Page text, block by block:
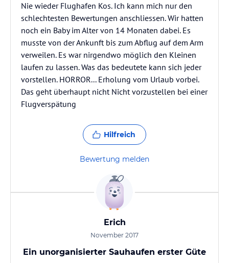
Nie wieder Flughafen Kos. Ich kann mich nur den
schlechtesten Bewertungen anschliessen. Wir hatten
noch ein Baby im Alter von 14 Monaten dabei. Es
musste von der Ankunft bis zum Abflug auf dem Arm
verweilen. Es war nirgendwo möglich den Kleinen
laufen zu lassen. Was das bedeutete kann sich jeder
vorstellen. HORROR... Erholung vom Urlaub vorbei.
Das geht überhaupt nicht Nicht vorzustellen bei einer
Flugverspätung
Hilfreich
Bewertung melden
Erich
November 2017
Ein unorganisierter Sauhaufen erster Güte